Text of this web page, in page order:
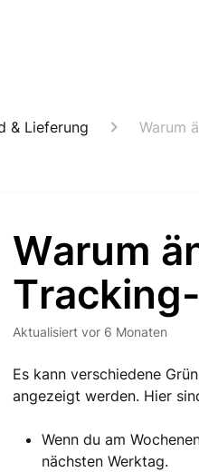
& Lieferung Warum
Warum
Aktualisiert vor 6 Monaten
Es kann verschiedene
angezeigt werden. Hier
Wenn du am
nächsten Werktag.